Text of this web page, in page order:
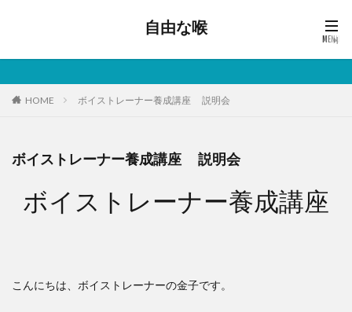
自由な喉
HOME ボイストレーナー養成講座 説明会
ボイストレーナー養成講座 説明会
ボイストレーナー養成講座
こんにちは、ボイストレーナーの金子です。